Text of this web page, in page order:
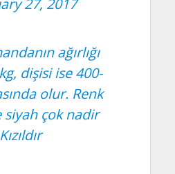
ağırlığı
dişisi ise 400-
olur. Renk
siyah çok nadir
Kızıldır